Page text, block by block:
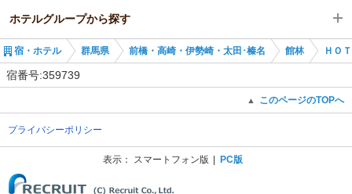
館林
館林駅
前橋・高崎・伊勢崎・太田･榛名
館林
館林駅
茂林寺前駅
佐野市駅
ホテルグループから探す
全国のR9 HOTELS GROUP
ＨＯＴＥＬ Ｒ９ Ｔｈｅ Ｙａｒｄ 伊勢崎
宿・ホテル 群馬県 前橋・高崎・伊勢崎・太田･榛名 館林 ＨＯ
宿番号:359739
▲ このページのTOPへ
プライバシーポリシー
表示： スマートフォン版 PC版